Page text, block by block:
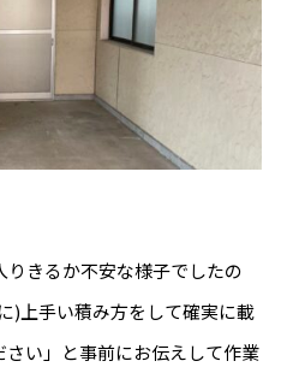
きるか不安な様子でしたの
)上手い積み方をして確実に載
い」と事前にお伝えして作業